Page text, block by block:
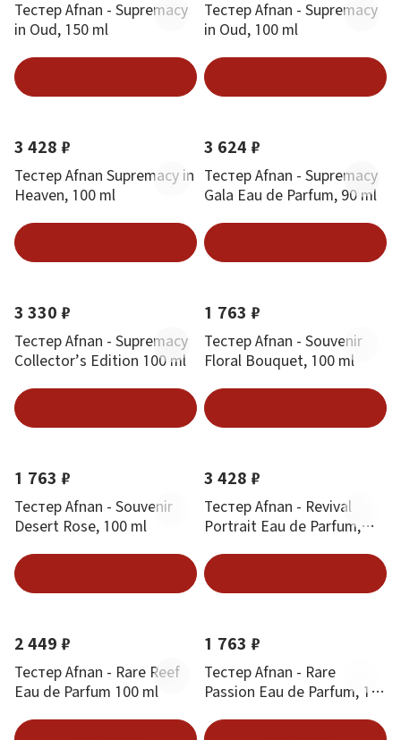
Тестер Afnan - Supremacy
in Oud, 150 ml
Тестер Afnan - Supremacy
in Oud, 100 ml
3 428 ₽
Тестер Afnan Supremacy in
Heaven, 100 ml
3 624 ₽
Тестер Afnan - Supremacy
Gala Eau de Parfum, 90 ml
3 330 ₽
Тестер Afnan - Supremacy
Collector’s Edition 100 ml
1 763 ₽
Тестер Afnan - Souvenir
Floral Bouquet, 100 ml
1 763 ₽
Тестер Afnan - Souvenir
Desert Rose, 100 ml
3 428 ₽
Тестер Afnan - Revival
Portrait Eau de Parfum,
2 449 ₽
Тестер Afnan - Rare Reef
Eau de Parfum 100 ml
1 763 ₽
Тестер Afnan - Rare
Passion Eau de Parfum, 100